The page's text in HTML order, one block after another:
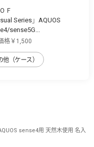
Ｆ
Series」AQUOS
sense5G...
格￥1,500
他（ケース）
sense4用 天然木使用 名入